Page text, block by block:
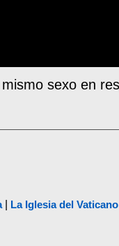
sexo en
| La Iglesia del